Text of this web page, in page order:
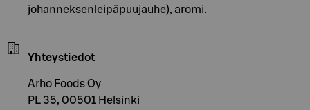
johanneksenleipäpuujauhe), aromi.
Yhteystiedot
Arho Foods Oy
PL 35, 00501 Helsinki